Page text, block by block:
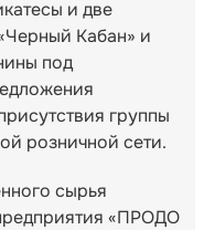
и две
Кабан» и
под
группы
розничной сети.
сырья
«ПРОДО